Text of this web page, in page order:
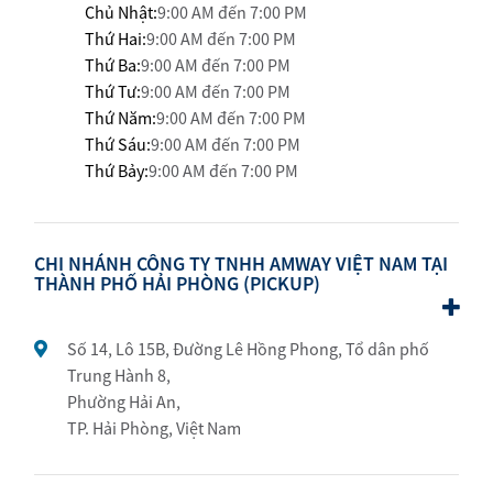
Chủ Nhật:9:00 AM đến 7:00 PM
Thứ Hai:9:00 AM đến 7:00 PM
Thứ Ba:9:00 AM đến 7:00 PM
Thứ Tư:9:00 AM đến 7:00 PM
Thứ Năm:9:00 AM đến 7:00 PM
Thứ Sáu:9:00 AM đến 7:00 PM
Thứ Bảy:9:00 AM đến 7:00 PM
CHI NHÁNH CÔNG TY TNHH AMWAY VIỆT NAM TẠI
THÀNH PHỐ HẢI PHÒNG (PICKUP)
Số 14, Lô 15B, Đường Lê Hồng Phong, Tổ dân phố
Trung Hành 8,
Phường Hải An,
TP. Hải Phòng, Việt Nam